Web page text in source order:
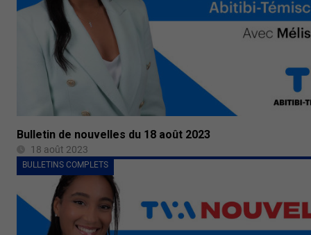
Bulletin de nouvelles du 18 août 2023
18 août 2023
BULLETINS COMPLETS